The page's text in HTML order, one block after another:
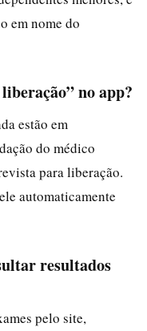
em nome do
no app?
estão em
do médico
para liberação.
automaticamente
resultados
pelo site,